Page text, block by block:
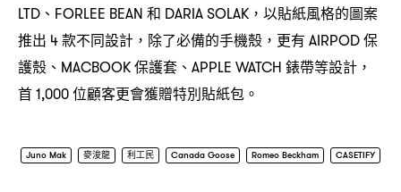
LTD 、 FORLEE BEAN 和 DARIA SOLAK， 以貼紙風格的圖案
推出 4款不同設計 ， 除了必備的手機殼 ， 更有 AIRPOD保
護殼、 MACBOOK保護套、 APPLE WATCH 錶帶等設計 ，
首1,000位顧客更會獲贈特別貼紙包。
Juno Mak 麥浚龍 利工民 Canada Goose Romeo Beckham CASETIFY